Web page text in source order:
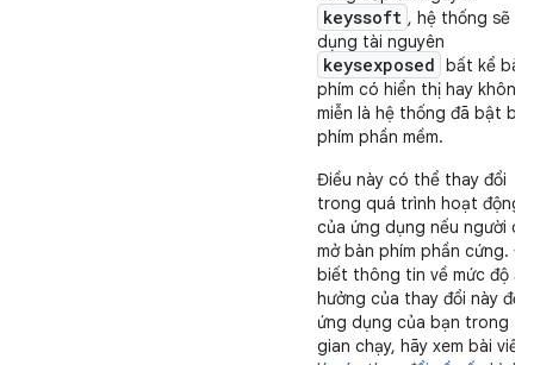
keyssoft , hệ thống sẽ sử
dụng tài nguyên
keysexposed bất kể bàn
phím có hiển thị hay không,
miễn là hệ thống đã bật
phím phần mềm.
Điều này có thể thay đổi
trong quá trình hoạt động
của ứng dụng nếu người
mở bàn phím phần cứng. Để
biết thông tin về mức độ
hưởng của thay đổi này đến
ứng dụng của bạn trong
gian chạy, hãy xem bài viết